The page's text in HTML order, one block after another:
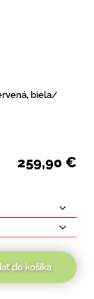
biela/
259,90 €
do košíka